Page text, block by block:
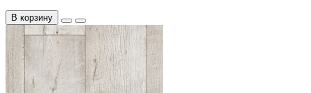
В корзину